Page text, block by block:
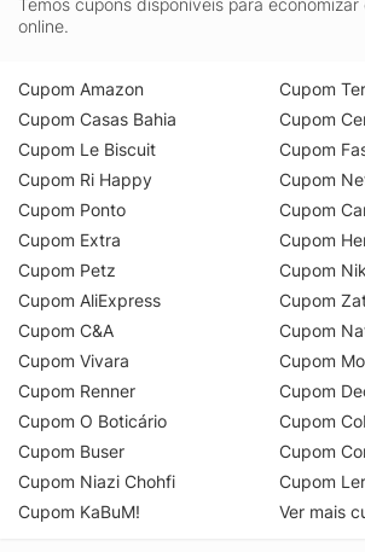
Temos cupons disponíveis para
online.
Cupom Amazon
Cupom Casas Bahia
Cupom Le Biscuit
Cupom Ri Happy
Cupom Ponto
Cupom Extra
Cupom Petz
Cupom AliExpress
Cupom C&A
Cupom Vivara
Cupom Renner
Cupom O Boticário
Cupom Buser
Cupom Niazi Chohfi
Cupom KaBuM!
Cupom
Cupom
Cupom
Cupom
Cupom
Cupom
Cupom
Cupom
Cupom
Cupom
Cupom
Cupom
Cupom
Cupom
Ver mais